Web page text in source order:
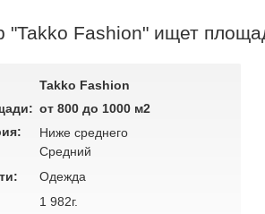
"Takko Fashion" ищет
Takko Fashion
от 800 до 1000 м2
Ниже среднего
Средний
Одежда
1 982г.